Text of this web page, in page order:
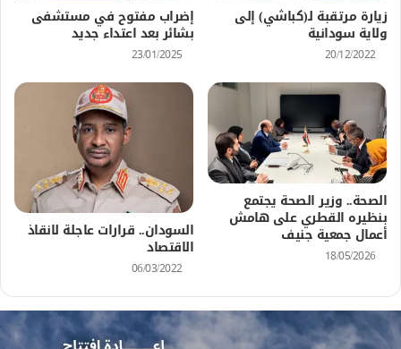
زيارة مرتقبة لـ(كباشي) إلى
ولاية سودانية
20/12/2022
إضراب مفتوح في مستشفى
بشائر بعد اعتداء جديد
23/01/2025
الصحة.. وزير الصحة يجتمع
بنظيره القطري على هامش
أعمال جمعية جنيف
18/05/2026
السودان.. قرارات عاجلة لانقاذ
الاقتصاد
06/03/2022